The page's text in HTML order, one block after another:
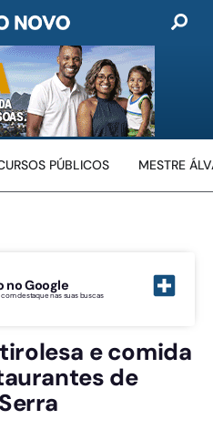
PÚBLICOS MESTRE
no Google
destaque nas suas buscas
e comida
de